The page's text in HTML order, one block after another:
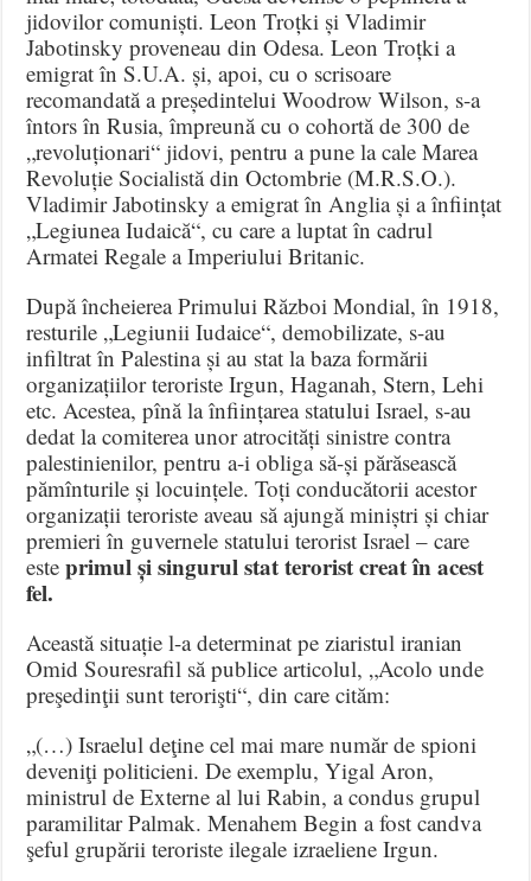
jidovilor comuniști. Leon Troțki și Vladimir
Jabotinsky proveneau din Odesa. Leon Troțki a
emigrat în S.U.A. și, apoi, cu o scrisoare
recomandată a președintelui Woodrow Wilson, s-a
întors în Rusia, împreună cu o cohortă de 300 de
„revoluționari“ jidovi, pentru a pune la cale Marea
Revoluție Socialistă din Octombrie (M.R.S.O.).
Vladimir Jabotinsky a emigrat în Anglia și a înființat
„Legiunea Iudaică“, cu care a luptat în cadrul
Armatei Regale a Imperiului Britanic.
După încheierea Primului Război Mondial, în 1918,
resturile „Legiunii Iudaice“, demobilizate, s-au
infiltrat în Palestina și au stat la baza formării
organizațiilor teroriste Irgun, Haganah, Stern, Lehi
etc. Acestea, pînă la înființarea statului Israel, s-au
dedat la comiterea unor atrocități sinistre contra
palestinienilor, pentru a-i obliga să-și părăsească
pămînturile și locuințele. Toți conducătorii acestor
organizații teroriste aveau să ajungă miniștri și chiar
premieri în guvernele statului terorist Israel – care
esteprimul și singurul stat terorist creat în acest
fel.
Această situație l-a determinat pe ziaristul iranian
Omid Souresrafil să publice articolul, „Acolo unde
preşedinţii sunt terorişti“, din care cităm:
„(…) Israelul deţine cel mai mare număr de spioni
deveniţi politicieni. De exemplu, Yigal Aron,
ministrul de Externe al lui Rabin, a condus grupul
paramilitar Palmak. Menahem Begin a fost candva
şeful grupării teroriste ilegale izraeliene Irgun.